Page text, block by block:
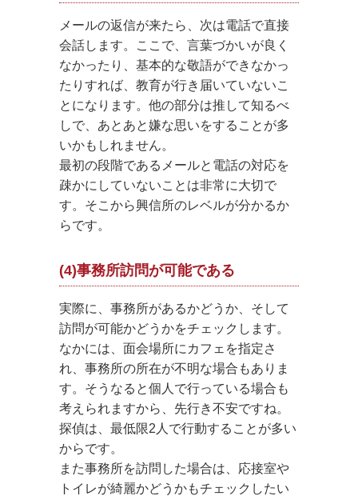
メールの返信が来たら、次は電話で直接
会話します。ここで、言葉づかいが良く
なかったり、基本的な敬語ができなかっ
たりすれば、教育が行き届いていないこ
とになります。他の部分は推して知るべ
しで、あとあと嫌な思いをすることが多
いかもしれません。
最初の段階であるメールと電話の対応を
疎かにしていないことは非常に大切で
す。そこから興信所のレベルが分かるか
らです。
(4)事務所訪問が可能である
実際に、事務所があるかどうか、そして
訪問が可能かどうかをチェックします。
なかには、面会場所にカフェを指定さ
れ、事務所の所在が不明な場合もありま
す。そうなると個人で行っている場合も
考えられますから、先行き不安ですね。
探偵は、最低限2人で行動することが多い
からです。
また事務所を訪問した場合は、応接室や
トイレが綺麗かどうかもチェックしたい